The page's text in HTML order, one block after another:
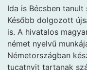
Ida is Bécsben
Később dolgozott
is. A hivatalos
német nyelvű
Németországban
tucatnyit tartanak